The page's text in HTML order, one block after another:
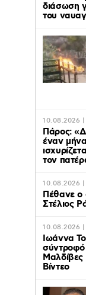
διάσωση
του
10.08.2026 |
Πάρος:
έναν
τον
10.08.2026 |
Πέθανε ο
Στέλιος
10.08.2026 |
Ιωάννα
σύντροφό
Μαλδίβες
Βίντεο